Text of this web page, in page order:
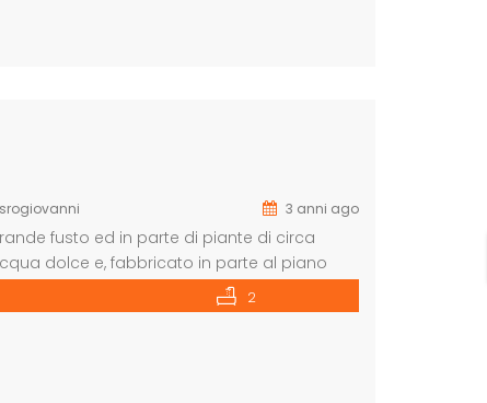
3 anni ago
fusto ed in parte di piante di circa
dolce e, fabbricato in parte al piano
si possono realizzare tre camere da
2